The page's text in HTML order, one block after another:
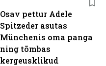
Osav pettur Adele
Spitzeder asutas
Münchenis oma panga
ning tõmbas
kergeusklikud